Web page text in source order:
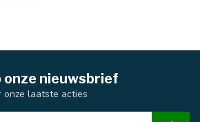
onze nieuwsbrief
laatste acties